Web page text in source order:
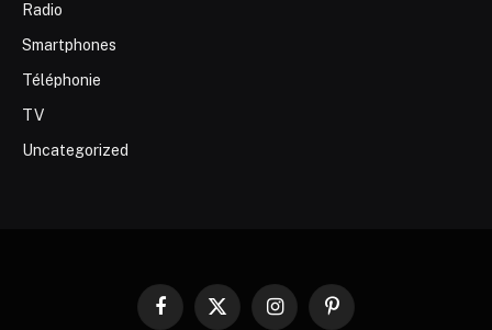
Radio
Smartphones
Téléphonie
TV
Uncategorized
Facebook
X
InstagramPinterest